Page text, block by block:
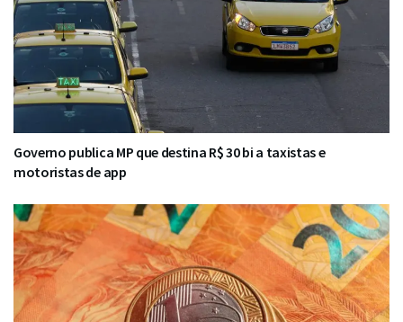
Governo publica MP que destina R$ 30 bi a taxistas e
motoristas de app